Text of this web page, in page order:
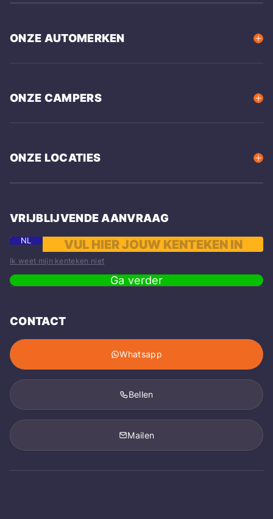
ONZE AUTOMERKEN
ONZE CAMPERS
ONZE LOCATIES
VRIJBLIJVENDE AANVRAAG
NL
Ik weet mijn kenteken niet
Ga verder
CONTACT
Whatsapp
Bellen
Mailen